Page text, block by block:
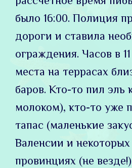
было 16:00. Полиция
дороги и ставила
ограждения. Часов в
места на террасах
баров. Кто-то пил эль
молоком), кто-то уже
тапас (маленькие
Валенсии и
провинциях (не